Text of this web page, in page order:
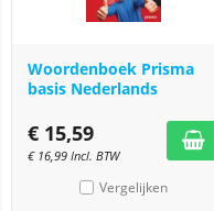
Woordenboek Prisma
basis Nederlands
€ 15,59
€ 16,99 Incl. BTW
Vergelijken